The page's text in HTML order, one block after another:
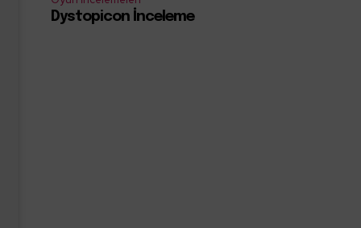
Dystopicon İnceleme